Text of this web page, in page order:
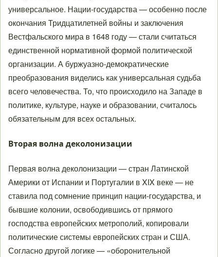
универсальное. Нации-государства — особенно после
окончания Тридцатилетней войны и заключения
Вестфальского мира в 1648 году — стали считаться
единственной нормативной формой политической
организации. А буржуазно-демократические
преобразования виделись как универсальная судьба
всего человечества. То, что происходило на Западе в
политике, культуре, науке и образовании, считалось
обязательным для всех остальных.
Вторая волна деколонизации
Первая волна деколонизации — стран Латинской
Америки от Испании и Португалии в XIX веке — не
ставила под сомнение принцип нации-государства, и
бывшие колонии, освободившись от прямого
господства европейских метрополий, копировали
политические системы европейских стран и США.
Согласно другой логике — «оборонительной